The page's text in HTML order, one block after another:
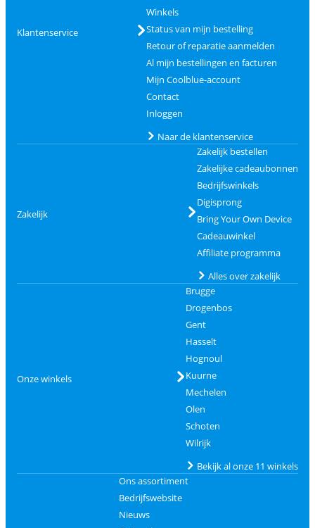
Klantenservice
Winkels
Status van mijn bestelling
Retour of reparatie aanmelden
Al mijn bestellingen en facturen
Mijn Coolblue-account
Contact
Inloggen
Naar de klantenservice
Zakelijk
Zakelijk bestellen
Zakelijke cadeaubonnen
Bedrijfswinkels
Digisprong
Bring Your Own Device
Cadeauwinkel
Affiliate programma
Alles over zakelijk
Onze winkels
Brugge
Drogenbos
Gent
Hasselt
Hognoul
Kuurne
Mechelen
Olen
Schoten
Wilrijk
Bekijk al onze 11 winkels
Ons assortiment
Bedrijfswebsite
Nieuws